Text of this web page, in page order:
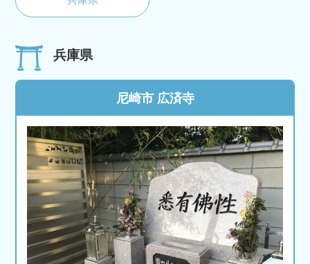
兵庫県
尼崎市 広済寺